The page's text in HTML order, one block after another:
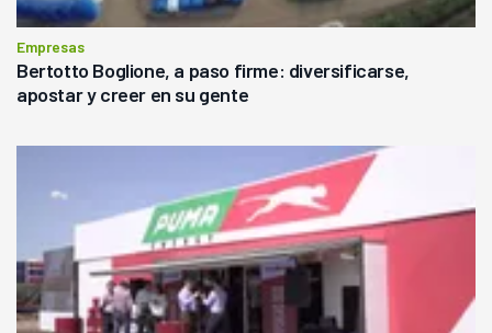
Empresas
Bertotto Boglione, a paso firme: diversificarse,
apostar y creer en su gente